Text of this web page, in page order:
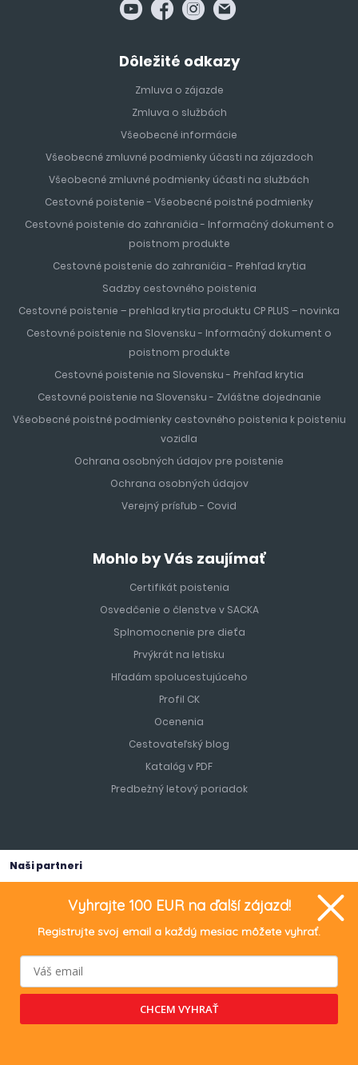
Dôležité odkazy
Zmluva o zájazde
Zmluva o službách
Všeobecné informácie
Všeobecné zmluvné podmienky účasti na zájazdoch
Všeobecné zmluvné podmienky účasti na službách
Cestovné poistenie - Všeobecné poistné podmienky
Cestovné poistenie do zahraničia - Informačný dokument o
poistnom produkte
Cestovné poistenie do zahraničia - Prehľad krytia
Sadzby cestovného poistenia
Cestovné poistenie – prehlad krytia produktu CP PLUS – novinka
Cestovné poistenie na Slovensku - Informačný dokument o
poistnom produkte
Cestovné poistenie na Slovensku - Prehľad krytia
Cestovné poistenie na Slovensku - Zvláštne dojednanie
Všeobecné poistné podmienky cestovného poistenia k poisteniu
vozidla
Ochrana osobných údajov pre poistenie
Ochrana osobných údajov
Verejný prísľub - Covid
Mohlo by Vás zaujímať
Certifikát poistenia
Osvedčenie o členstve v SACKA
Splnomocnenie pre dieťa
Prvýkrát na letisku
Hľadám spolucestujúceho
Profil CK
Ocenenia
Cestovateľský blog
Katalóg v PDF
Predbežný letový poriadok
Naši partneri
TURANCAR Travel s.r.o., Bratislavská 466/29, 949 01 Nitra, IČO:
55028241, IČ DPH: SK 2121898768.
Vyhrajte 100 EUR na ďalší zájazd!
Registrujte svoj email a každý mesiac môžete vyhrať.
CHCEM VYHRAŤ